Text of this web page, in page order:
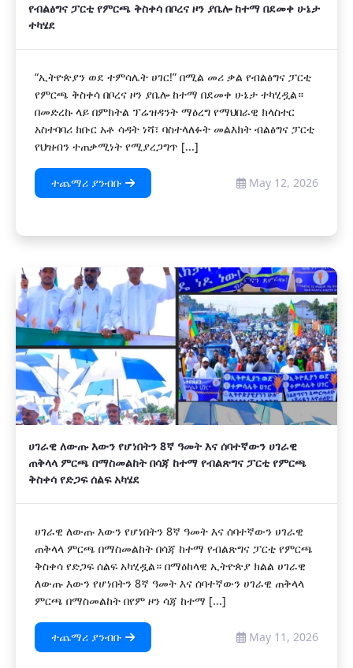
የብልፅግና ፓርቲ የምርጫ ቅስቀሳ በቦረና ዞን ያቤሎ ከተማ በደመቀ ሁኔታ
ተካሄደ
“ኢትዮጵያን ወደ ተምሳሌት ሀገር!” በሚል መሪ ቃል የብልፅግና ፓርቲ
የምርጫ ቅስቀሳ በቦረና ዞን ያቤሎ ከተማ በደመቀ ሁኔታ ተካሂዷል።
በመድረኩ ላይ በምክትል ፕሬዝዳንት ማዕረግ የማህበራዊ ክላስተር
አስተባባሪ ክቡር አቶ ሳዳት ነሻ፣ ባስተላለፉት መልእክት ብልፅግና ፓርቲ
የህዝብን ተጠቃሚነት የሚያረጋግጥ [...]
ተጨማሪ ያንብቡ May 12, 2026
ሀገራዊ ለውጡ እውን የሆነበትን 8ኛ ዓመት እና ሰባተኛውን ሀገራዊ
ጠቅላላ ምርጫ በማስመልከት በሳጃ ከተማ የብልጽግና ፓርቲ የምርጫ
ቅስቀሳ የድጋፍ ሰልፍ አካሄደ
ሀገራዊ ለውጡ እውን የሆነበትን 8ኛ ዓመት እና ሰባተኛውን ሀገራዊ
ጠቅላላ ምርጫ በማስመልከት በሳጃ ከተማ የብልጽግና ፓርቲ የምርጫ
ቅስቀሳ የድጋፍ ሰልፍ አካሂዷል። በማዕከላዊ ኢትዮጵያ ክልል ሀገራዊ
ለውጡ እውን የሆነበትን 8ኛ ዓመት እና ሰባተኛውን ሀገራዊ ጠቅላላ
ምርጫ በማስመልከት በየም ዞን ሳጃ ከተማ [...]
ተጨማሪ ያንብቡ May 11, 2026